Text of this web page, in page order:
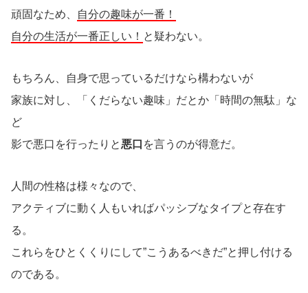
頑固なため、
自分の趣味が一番！
自分の生活が一番正しい！ と疑わない。
もちろん、自身で思っているだけなら構わないが
家族に対し、「くだらない趣味」だとか「時間の無駄」な
ど
影で悪口を行ったりと 悪口 を言うのが得意だ。
人間の性格は様々なので、
アクティブに動く人もいればパッシブなタイプと存在す
る。
これらをひとくくりにして”こうあるべきだ”と押し付ける
のである。